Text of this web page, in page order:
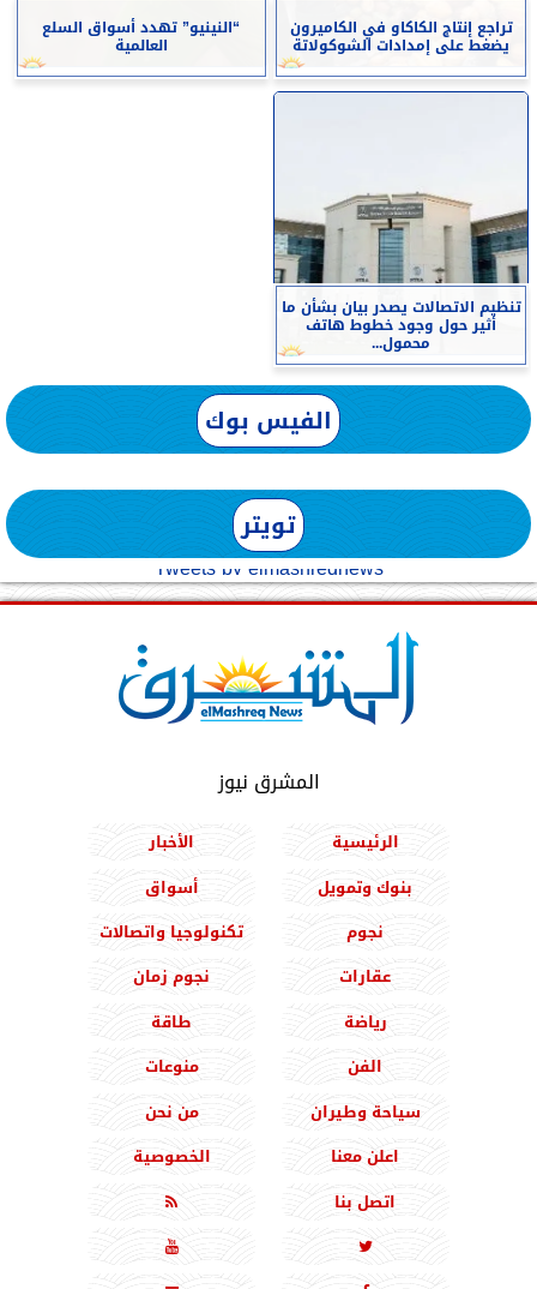
تراجع إنتاج الكاكاو في الكاميرون
يضغط على إمدادات الشوكولاتة
“النينيو” تهدد أسواق السلع
العالمية
تنظيم الاتصالات يصدر بيان بشأن ما
أثير حول وجود خطوط هاتف
محمول...
الفيس بوك
تويتر
Tweets by elmashreqnews
المشرق نيوز
الرئيسية
الأخبار
بنوك وتمويل
أسواق
نجوم
تكنولوجيا واتصالات
عقارات
نجوم زمان
رياضة
طاقة
الفن
منوعات
سياحة وطيران
من نحن
اعلن معنا
الخصوصية
اتصل بنا


